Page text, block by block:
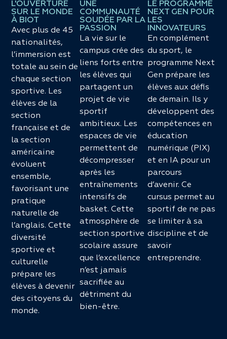
L'OUVERTURE
SUR LE MONDE
À BIOT
Avec plus de 45
nationalités,
l’immersion est
totale au sein de
chaque section
sportive. Les
élèves de la
section
française et de
la section
américaine
évoluent
ensemble,
favorisant une
pratique
naturelle de
l’anglais. Cette
diversité
sportive et
culturelle
prépare les
élèves à devenir
des citoyens du
monde.
UNE
COMMUNAUTÉ
SOUDÉE PAR LA
PASSION
La vie sur le
campus crée des
liens forts entre
les élèves qui
partagent un
projet de vie
sportif
ambitieux. Les
espaces de vie
permettent de
décompresser
après les
entraînements
intensifs de
basket. Cette
atmosphère de
section sportive
scolaire assure
que l’excellence
n’est jamais
sacrifiée au
détriment du
bien-être.
LE PROGRAMME
NEXT GEN POUR
LES
INNOVATEURS
En complément
du sport, le
programme Next
Gen prépare les
élèves aux défis
de demain. Ils y
développent des
compétences en
éducation
numérique (PIX)
et en IA pour un
parcours
d’avenir. Ce
cursus permet au
sportif de ne pas
se limiter à sa
discipline et de
savoir
entreprendre.